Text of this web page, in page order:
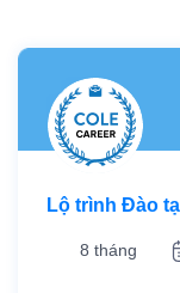
Lộ trình Đào
8 tháng